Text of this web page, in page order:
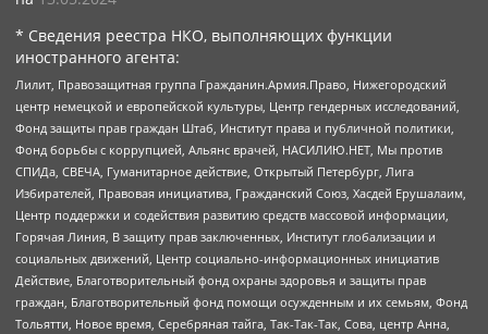
* Сведения реестра НКО, выполняющих функции
иностранного агента:
Лилит, Правозащитная группа Гражданин.Армия.Право, Нижегородский
центр немецкой и европейской культуры, Центр гендерных исследований,
Фонд защиты прав граждан Штаб, Институт права и публичной политики,
Фонд борьбы с коррупцией, Альянс врачей, НАСИЛИЮ.НЕТ, Мы против
СПИДа, СВЕЧА, Гуманитарное действие, Открытый Петербург, Лига
Избирателей, Правовая инициатива, Гражданский Союз, Хасдей Ерушалаим,
Центр поддержки и содействия развитию средств массовой информации,
Горячая Линия, В защиту прав заключенных, Институт глобализации и
социальных движений, Центр социально-информационных инициатив
Действие, Благотворительный фонд охраны здоровья и защиты прав
граждан, Благотворительный фонд помощи осужденным и их семьям, Фонд
Тольятти, Новое время, Серебряная тайга, Так-Так-Так, Сова, центр Анна,